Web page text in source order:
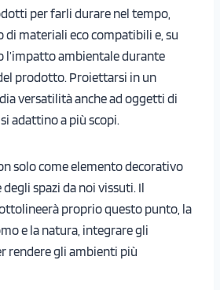
per farli durare nel tempo,
di materiali eco compatibili e, su
l’impatto ambientale durante
prodotto. Proiettarsi in un
versatilità anche ad oggetti di
adattino a più scopi.
solo come elemento decorativo
spazi da noi vissuti. Il
proprio questo punto, la
e la natura, integrare gli
rendere gli ambienti più